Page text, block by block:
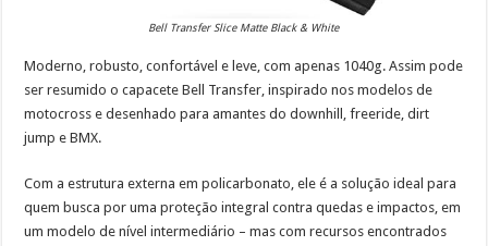
Bell Transfer Slice Matte Black & White
Moderno, robusto, confortável e leve, com apenas 1040g. Assim pode
ser resumido o capacete Bell Transfer, inspirado nos modelos de
motocross e desenhado para amantes do downhill, freeride, dirt
jump e BMX.
Com a estrutura externa em policarbonato, ele é a solução ideal para
quem busca por uma proteção integral contra quedas e impactos, em
um modelo de nível intermediário – mas com recursos encontrados